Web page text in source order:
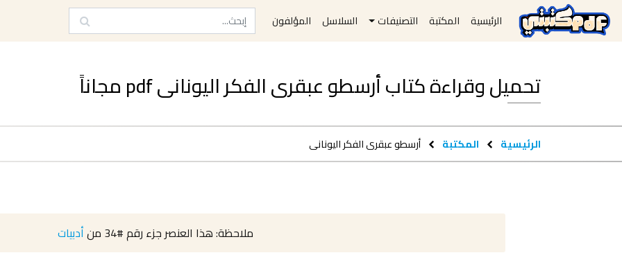
الرئيسية المكتبة التصنيفات السلاسل المؤلفون
تحميل وقراءة كتاب أرسطو عبقرى الفكر اليونانى pdf مجاناً
الرئيسية المكتبة أرسطو عبقرى الفكر اليونانى
ملاحظة: هذا العنصر جزء رقم#34 منأدبيات